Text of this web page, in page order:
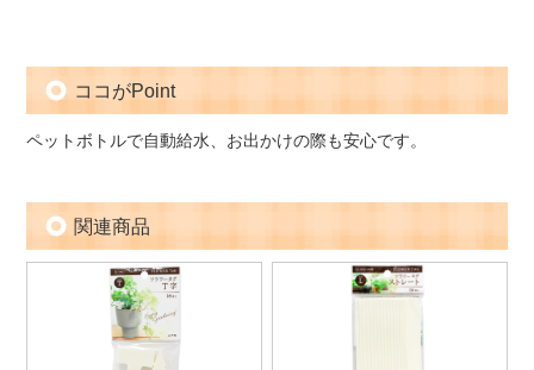
ココがPoint
ペットボトルで自動給水、お出かけの際も安心です。
関連商品